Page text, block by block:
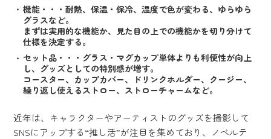
機能・・・耐熱、保温・保冷、温度で色が変わる、ゆらゆら
グラスなど。
まずは実用的な機能か、見た目の上での機能かを切り分けて
仕様を決定する。
セット品・・・グラス・マグカップ単体よりも利便性が向上
し、グッズとしての特別感が増す。
コースター、カップカバー、ドリンクホルダー、クージー、
繰り返し使えるストロー、ストローチャームなど。
近年は、キャラクターやアーティストのグッズを撮影して
SNSにアップする“推し活”が注目を集めており、ノベルテ